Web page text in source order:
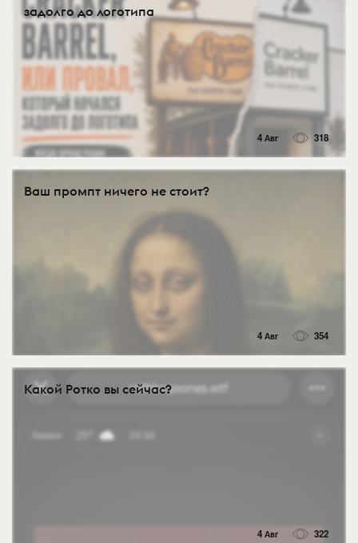
задолго до логотипа
4 Авг 318
Ваш промпт ничего не стоит?
4 Авг 354
Какой Ротко вы сейчас?
4 Авг 322